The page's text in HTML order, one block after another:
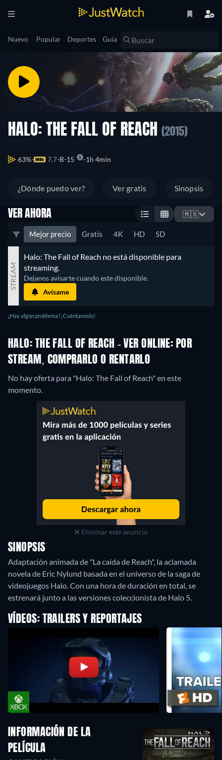
Nuevo Popular Deportes Guía
HALO: THE FALL OF REACH (2015)
63% 7.7 B-15 1h 4min
¿Dónde puedo ver? Ver gratis Sinopsis
VER AHORA 🇲🇽
Mejor precio Gratis 4K HD SD
STREAM
Halo: The Fall of Reach no está disponible para
streaming.
Dejanos avisarte cuando este disponible.
Avísame
¿Hay algún problema? ¡Cuéntanoslo!
HALO: THE FALL OF REACH - VER ONLINE: POR
STREAM, COMPRARLO O RENTARLO
No hay oferta para "Halo: The Fall of Reach" en este
momento.
Eliminar este anuncio
SINOPSIS
Adaptación animada de "La caída de Reach", la aclamada
novela de Eric Nylund basada en el universo de la saga de
videojuegos Halo. Con una hora de duración en total, se
estrenará junto a las versiones coleccionista de Halo 5.
VÍDEOS: TRAILERS Y REPORTAJES
INFORMACIÓN DE LA
PELÍCULA